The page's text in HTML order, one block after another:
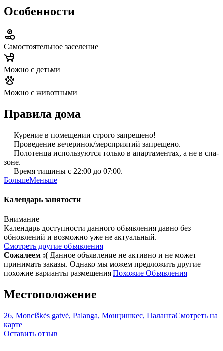
Особенности
Самостоятельное заселение
Можно с детьми
Можно с животными
Правила дома
— Курение в помещении строго запрещено!
— Проведение вечеринок/мероприятий запрещено.
— Полотенца используются только в апартаментах, а не в спа-
зоне.
— Время тишины с 22:00 до 07:00.
БольшеМеньше
Календарь занятости
Внимание
Календарь доступности данного объявления давно без
обновлений и возможно уже не актуальный.
Смотреть другие объявления
Сожалеем :( Данное объявление не активно и не может
принимать заказы. Однако мы можем предложить другие
похожие варианты размещения Похожие Объявления
Местоположение
26, Monciškės gatvė, Palanga, Монцишкес, ПалангаСмотреть на
карте
Оставить отзыв